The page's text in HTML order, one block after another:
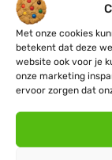
Met onze cookies
betekent dat deze
website ook voor je
onze marketing
ervoor zorgen dat